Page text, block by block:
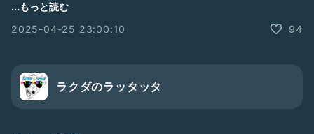
明日もしかしたら使えるネタかも！！をテーマにした番組「あ
お便りなんかもいただけると嬉しいです✨番組枠で読みますの
で、ドシドシコメントお寄せ下さい‼また、登録していただけ
るとありがたいです🐑
...もっと読む
2025-04-25 23:00:10
94
ラクダのラッタッタ